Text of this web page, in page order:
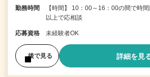
勤務時間
【時間】 10：00～16：00の間で時
以上で応相談
応募資格 未経験者OK
後で見る 詳細を見